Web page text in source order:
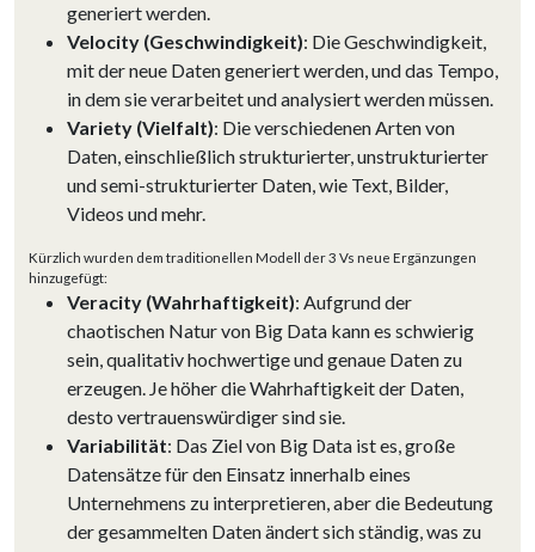
generiert werden.
Velocity (Geschwindigkeit): Die Geschwindigkeit,
mit der neue Daten generiert werden, und das Tempo,
in dem sie verarbeitet und analysiert werden müssen.
Variety (Vielfalt): Die verschiedenen Arten von
Daten, einschließlich strukturierter, unstrukturierter
und semi-strukturierter Daten, wie Text, Bilder,
Videos und mehr.
Kürzlich wurden dem traditionellen Modell der 3 Vs neue Ergänzungen
hinzugefügt:
Veracity (Wahrhaftigkeit): Aufgrund der
chaotischen Natur von Big Data kann es schwierig
sein, qualitativ hochwertige und genaue Daten zu
erzeugen. Je höher die Wahrhaftigkeit der Daten,
desto vertrauenswürdiger sind sie.
Variabilität: Das Ziel von Big Data ist es, große
Datensätze für den Einsatz innerhalb eines
Unternehmens zu interpretieren, aber die Bedeutung
der gesammelten Daten ändert sich ständig, was zu